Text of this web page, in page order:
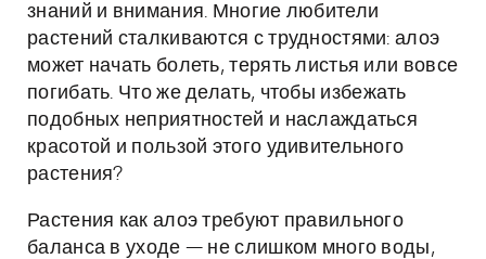
знаний и внимания. Многие любители
растений сталкиваются с трудностями: алоэ
может начать болеть, терять листья или вовсе
погибать. Что же делать, чтобы избежать
подобных неприятностей и наслаждаться
красотой и пользой этого удивительного
растения?
Растения как алоэ требуют правильного
баланса в уходе — не слишком много воды,